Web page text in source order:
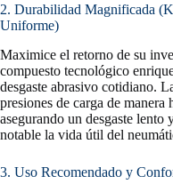
2. Durabilidad Magnificada
Uniforme)
Maximice el retorno de su
compuesto tecnológico
desgaste abrasivo cotidiano.
presiones de carga de manera
asegurando un desgaste
notable la vida útil del
3. Uso Recomendado y